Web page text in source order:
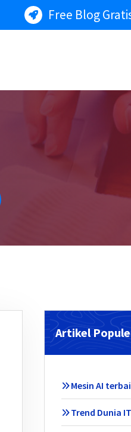
Free Blog
Artikel
Mesin AI
Trend Dunia